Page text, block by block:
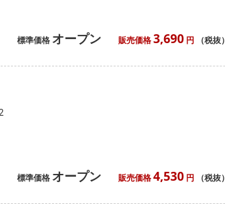
標準価格 オープン 販売価格 3,690 円 （税抜）
標準価格 オープン 販売価格 4,530 円 （税抜）